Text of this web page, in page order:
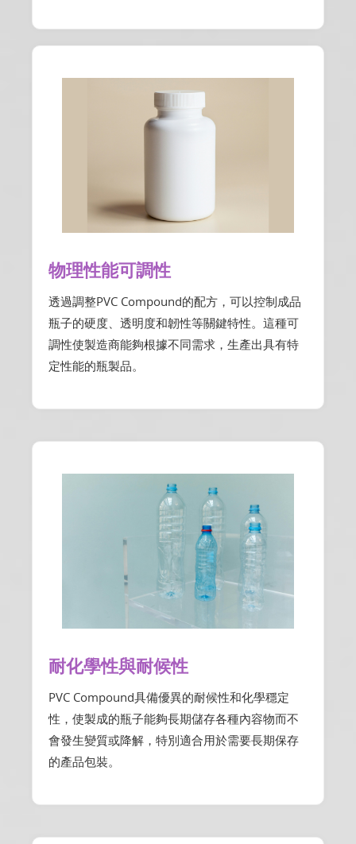
物理性能可調性
透過調整PVC Compound的配方，可以控制成品
瓶子的硬度、透明度和韌性等關鍵特性。這種可
調性使製造商能夠根據不同需求，生產出具有特
定性能的瓶製品。
耐化學性與耐候性
PVC Compound具備優異的耐候性和化學穩定
性，使製成的瓶子能夠長期儲存各種內容物而不
會發生變質或降解，特別適合用於需要長期保存
的產品包裝。